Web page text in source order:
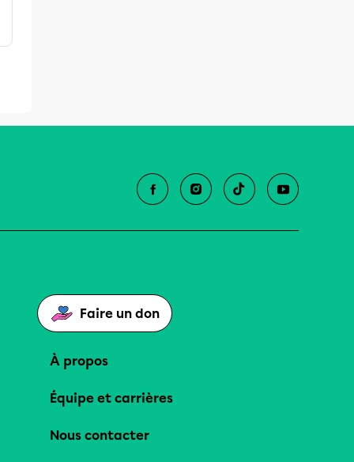
Faire un don
À propos
Équipe et carrières
Nous contacter